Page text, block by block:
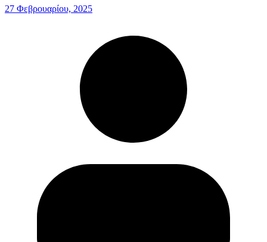
27 Φεβρουαρίου, 2025